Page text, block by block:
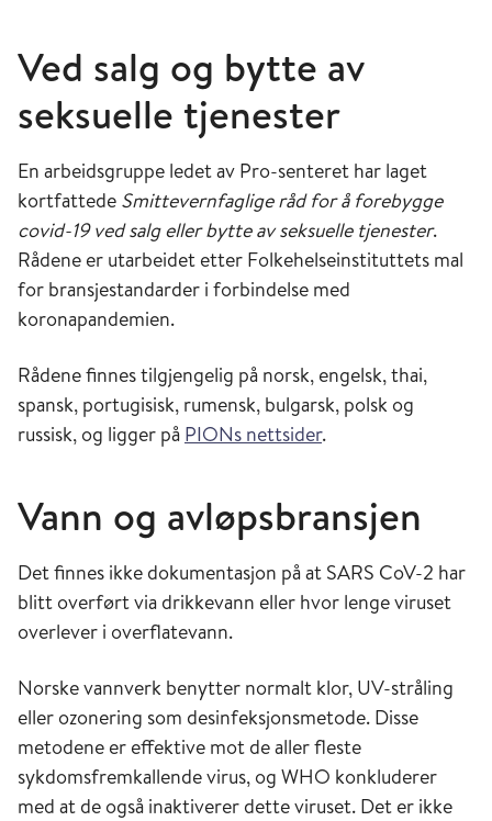
Ved salg og bytte av
seksuelle tjenester
En arbeidsgruppe ledet av Pro-senteret har laget
kortfattede Smittevernfaglige råd for å forebygge
covid-19 ved salg eller bytte av seksuelle tjenester.
Rådene er utarbeidet etter Folkehelseinstituttets mal
for bransjestandarder i forbindelse med
koronapandemien.
Rådene finnes tilgjengelig på norsk, engelsk, thai,
spansk, portugisisk, rumensk, bulgarsk, polsk og
russisk, og ligger på PIONs nettsider.
Vann og avløpsbransjen
Det finnes ikke dokumentasjon på at SARS CoV-2 har
blitt overført via drikkevann eller hvor lenge viruset
overlever i overflatevann.
Norske vannverk benytter normalt klor, UV-stråling
eller ozonering som desinfeksjonsmetode. Disse
metodene er effektive mot de aller fleste
sykdomsfremkallende virus, og WHO konkluderer
med at de også inaktiverer dette viruset. Det er ikke